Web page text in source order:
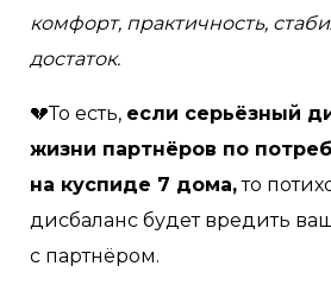
комфорт, практичность,
достаток.
💔То есть, если серьёзный
жизни партнёров по
на куспиде 7 дома,то
дисбаланс будет вредить
с партнёром.